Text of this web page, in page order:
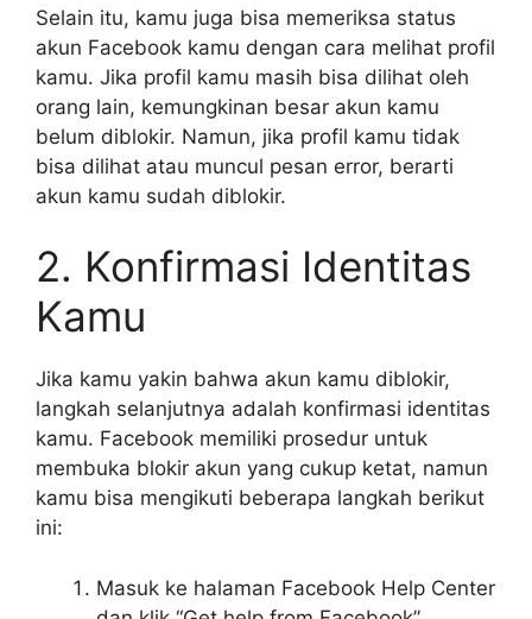
Selain itu, kamu juga bisa memeriksa status
akun Facebook kamu dengan cara melihat profil
kamu. Jika profil kamu masih bisa dilihat oleh
orang lain, kemungkinan besar akun kamu
belum diblokir. Namun, jika profil kamu tidak
bisa dilihat atau muncul pesan error, berarti
akun kamu sudah diblokir.
2. Konfirmasi Identitas
Kamu
Jika kamu yakin bahwa akun kamu diblokir,
langkah selanjutnya adalah konfirmasi identitas
kamu. Facebook memiliki prosedur untuk
membuka blokir akun yang cukup ketat, namun
kamu bisa mengikuti beberapa langkah berikut
ini:
Masuk ke halaman Facebook Help Center